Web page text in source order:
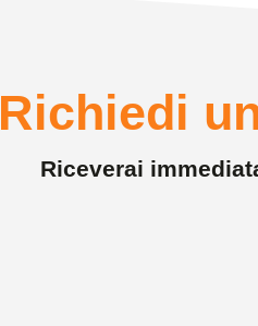
Richiedi
Riceverai